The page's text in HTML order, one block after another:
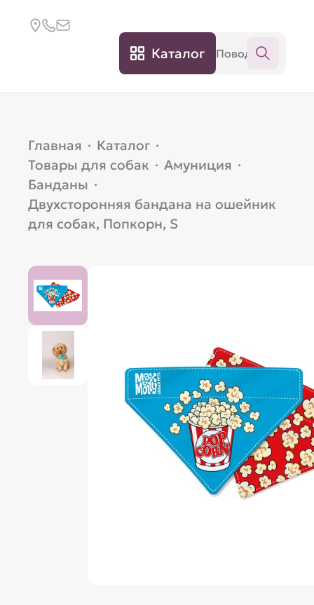
Каталог
Главная · Каталог ·
Товары для собак · Амуниция ·
Банданы ·
Двухсторонняя бандана на ошейник
для собак, Попкорн, S